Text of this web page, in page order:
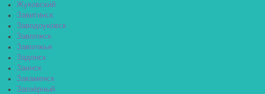
Жуковский
Завитинск
Заводоуковск
Заволжск
Заволжье
Задонск
Заинск
Закаменск
Заозёрный